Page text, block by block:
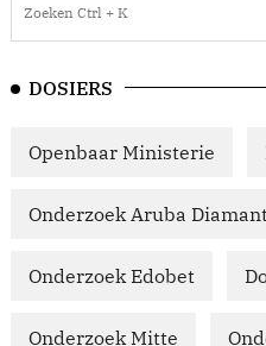
DOSIERS
Openbaar Ministerie
Onderzoek Aruba
Onderzoek Edobet
Onderzoek Mitte